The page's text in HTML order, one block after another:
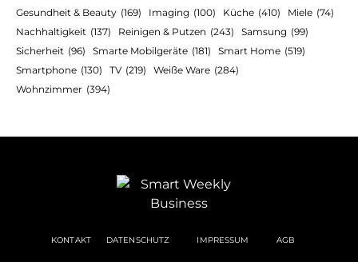
Gesundheit & Beauty (169) Imaging (100) Küche (410) Miele (74)
Nachhaltigkeit (137) Reinigen & Putzen (243) Samsung (99)
Sicherheit (96) Smarte Mobilgeräte (181) Smart Home (519)
Smartphone (130) TV (219) Weiße Ware (284)
Wohnzimmer (394)
KONTAKT DATENSCHUTZ IMPRESSUM AGB